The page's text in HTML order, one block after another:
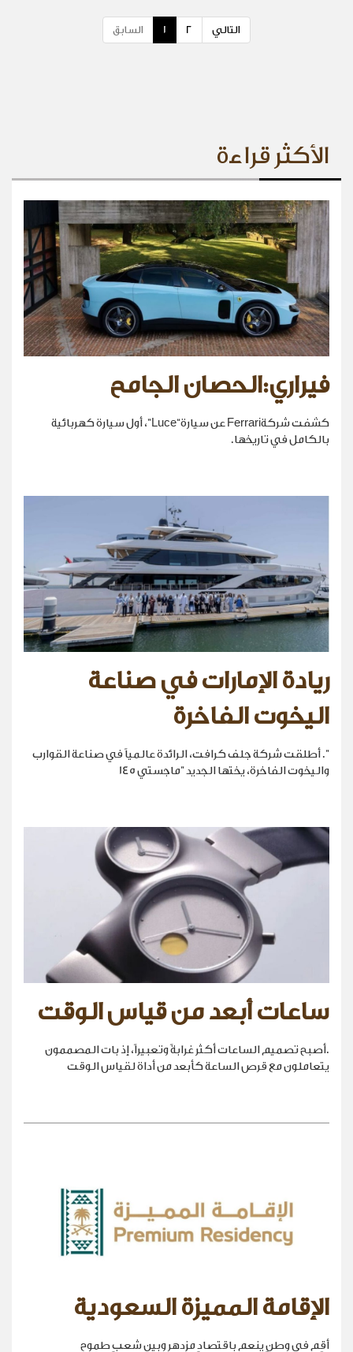
السابق 1 2 التالي
الأكثر قراءة
فيراري:الحصان الجامح
كشفت شركةFerrari عن سيارة“Luce”، أول سيارة كهربائية
بالكامل في تاريخها.
ريادة الإمارات في صناعة
اليخوت الفاخرة
". أطلقت شركة جلف كرافت، الرائدة عالمياً في صناعة القوارب
واليخوت الفاخرة، يختها الجديد "ماجستي 145
ساعات أبعد من قياس الوقت
.أصبح تصميم الساعات أكثر غرابةً وتعبيراً، إذ بات المصممون
يتعاملون مع قرص الساعة كأبعد من أداة لقياس الوقت
الإقامة المميزة السعودية
أقِم في وطنٍ ينعم باقتصادٍ مزدهر وبين شعبٍ طموح